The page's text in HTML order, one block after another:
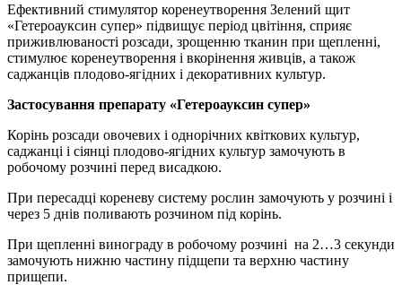
Ефективний стимулятор коренеутворення Зелений щит
«Гетероауксин супер» підвищує період цвітіння, сприяє
приживлюваності розсади, зрощенню тканин при щепленні,
стимулює коренеутворення і вкорінення живців, а також
саджанців плодово-ягідних і декоративних культур.
Застосування препарату «Гетероауксин супер»
Корінь розсади овочевих і однорічних квіткових культур,
саджанці і сіянці плодово-ягідних культур замочують в
робочому розчині перед висадкою.
При пересадці кореневу систему рослин замочують у розчині і
через 5 днів поливають розчином під корінь.
При щепленні винограду в робочому розчині на 2…3 секунди
замочують нижню частину підщепи та верхню частину
прищепи.